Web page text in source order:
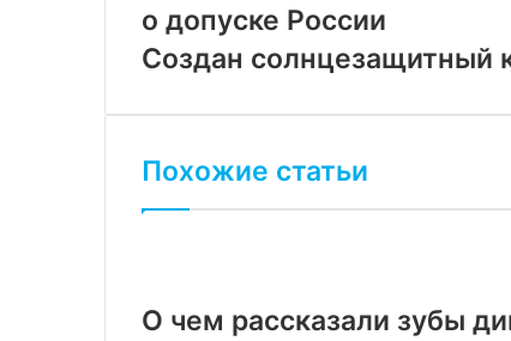
о допуске России
Создан
Похожие статьи
О чем рассказали зубы